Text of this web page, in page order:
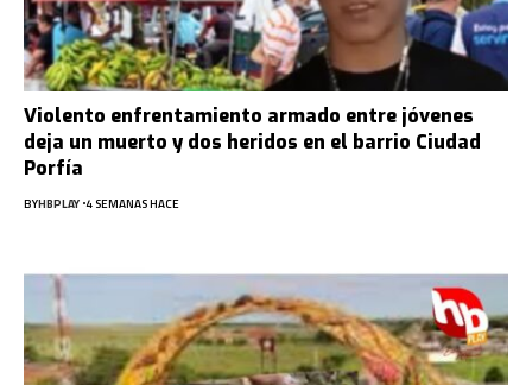
Violento enfrentamiento armado entre jóvenes
deja un muerto y dos heridos en el barrio Ciudad
Porfía
BYHBPLAY 4 SEMANAS HACE